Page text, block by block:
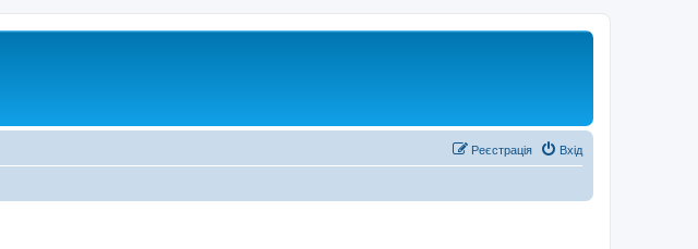
Вхід
Реєстрація